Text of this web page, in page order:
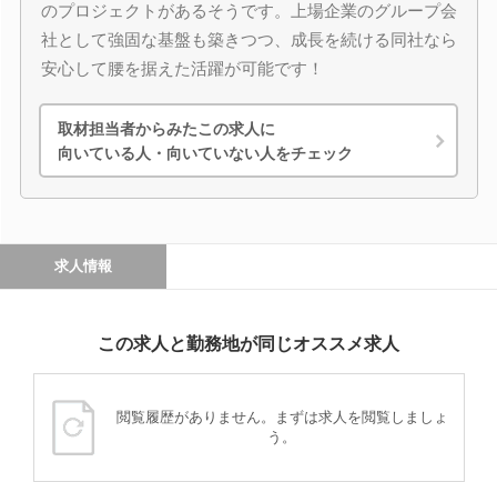
のプロジェクトがあるそうです。上場企業のグループ会
社として強固な基盤も築きつつ、成長を続ける同社なら
安心して腰を据えた活躍が可能です！
取材担当者からみたこの求人に
向いている人・向いていない人をチェック
求人情報
この求人と勤務地が同じオススメ求人
閲覧履歴がありません。まずは求人を閲覧しましょ
う。